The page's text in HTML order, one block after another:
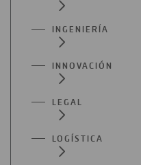
INGENIERÍA
INNOVACIÓN
LEGAL
LOGÍSTICA